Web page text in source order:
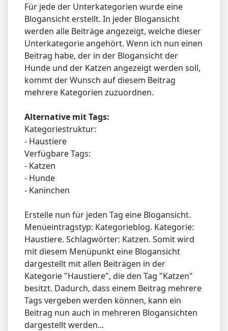
Für jede der Unterkategorien wurde eine
Blogansicht erstellt. In jeder Blogansicht
werden alle Beiträge angezeigt, welche dieser
Unterkategorie angehört. Wenn ich nun einen
Beitrag habe, der in der Blogansicht der
Hunde und der Katzen angezeigt werden soll,
kommt der Wunsch auf diesem Beitrag
mehrere Kategorien zuzuordnen.
Alternative mit Tags:
Kategoriestruktur:
- Haustiere
Verfügbare Tags:
- Katzen
- Hunde
- Kaninchen
Erstelle nun für jeden Tag eine Blogansicht.
Menüeintragstyp: Kategorieblog. Kategorie:
Haustiere. Schlagwörter: Katzen. Somit wird
mit diesem Menüpunkt eine Blogansicht
dargestellt mit allen Beiträgen in der
Kategorie "Haustiere", die den Tag "Katzen"
besitzt. Dadurch, dass einem Beitrag mehrere
Tags vergeben werden können, kann ein
Beitrag nun auch in mehreren Blogansichten
dargestellt werden...